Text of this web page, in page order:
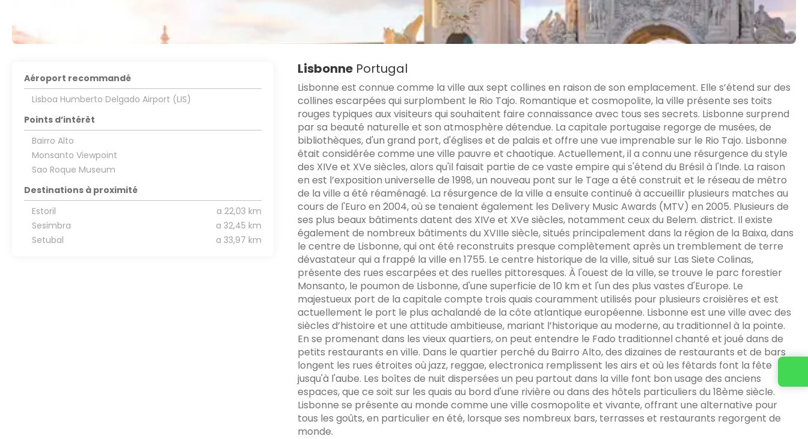
LisbonnePortugal
Lisbonne est connue comme la ville aux sept collines en raison de son emplacement. Elle s’étend sur des
collines escarpées qui surplombent le Rio Tajo. Romantique et cosmopolite, la ville présente ses toits
rouges typiques aux visiteurs qui souhaitent faire connaissance avec tous ses secrets. Lisbonne surprend
par sa beauté naturelle et son atmosphère détendue. La capitale portugaise regorge de musées, de
bibliothèques, d'un grand port, d'églises et de palais et offre une vue imprenable sur le Rio Tajo. Lisbonne
était considérée comme une ville pauvre et chaotique. Actuellement, il a connu une résurgence du style
des XIVe et XVe siècles, alors qu'il faisait partie de ce vaste empire qui s'étend du Brésil à l'Inde. La raison
en est l’exposition universelle de 1998, un nouveau pont sur le Tage a été construit et le réseau de métro
de la ville a été réaménagé. La résurgence de la ville a ensuite continué à accueillir plusieurs matches au
cours de l'Euro en 2004, où se tenaient également les Delivery Music Awards (MTV) en 2005. Plusieurs de
ses plus beaux bâtiments datent des XIVe et XVe siècles, notamment ceux du Belem. district. Il existe
également de nombreux bâtiments du XVIIIe siècle, situés principalement dans la région de la Baixa, dans
le centre de Lisbonne, qui ont été reconstruits presque complètement après un tremblement de terre
dévastateur qui a frappé la ville en 1755. Le centre historique de la ville, situé sur Las Siete Colinas,
présente des rues escarpées et des ruelles pittoresques. À l'ouest de la ville, se trouve le parc forestier
Monsanto, le poumon de Lisbonne, d'une superficie de 10 km et l'un des plus vastes d'Europe. Le
majestueux port de la capitale compte trois quais couramment utilisés pour plusieurs croisières et est
actuellement le port le plus achalandé de la côte atlantique européenne. Lisbonne est une ville avec des
siècles d’histoire et une attitude ambitieuse, mariant l’historique au moderne, au traditionnel à la pointe.
En se promenant dans les vieux quartiers, on peut entendre le Fado traditionnel chanté et joué dans de
petits restaurants en ville. Dans le quartier perché du Bairro Alto, des dizaines de restaurants et de bars
longent les rues étroites où jazz, reggae, electronica remplissent les airs et où les fêtards font la fête
jusqu'à l'aube. Les boîtes de nuit dispersées un peu partout dans la ville font bon usage des anciens
espaces, que ce soit sur les quais au bord d'une rivière ou dans des hôtels particuliers du 18ème siècle.
Lisbonne se présente au monde comme une ville cosmopolite et vivante, offrant une alternative pour
tous les goûts, en particulier en été, lorsque ses nombreux bars, terrasses et restaurants regorgent de
monde.
Aéroport recommandé
Lisboa Humberto Delgado Airport (LIS)
Points d’intérêt
Bairro Alto
Monsanto Viewpoint
Sao Roque Museum
Destinations à proximité
Estoril
a 22,03 km
Sesimbra
a 32,45 km
Setubal
a 33,97 km
Contactez-nous